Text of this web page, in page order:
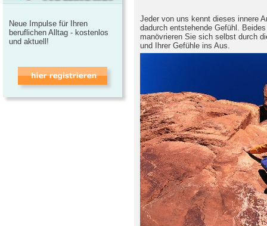
Jeder von uns kennt dieses innere
dadurch entstehende Gefühl.
manövrieren Sie sich selbst durch
und Ihrer Gefühle ins Aus.
Neue Impulse für Ihren
beruflichen Alltag - kostenlos
und aktuell!